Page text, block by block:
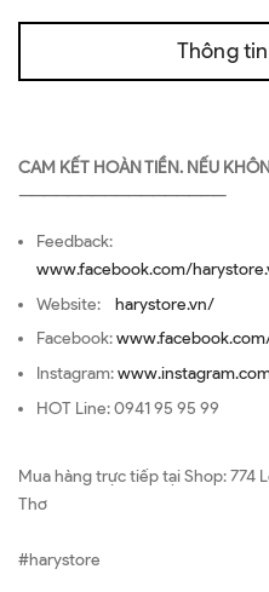
Thông
CAM KẾT HOÀN TIỀN. NẾU
—————————————————
Feedback:
www.facebook.com/
Website: harystore.vn/
Facebook:
Instagram:
HOT Line: 0941 95 95 99
Mua hàng trực tiếp tại Shop: 774
Thơ
#harystore